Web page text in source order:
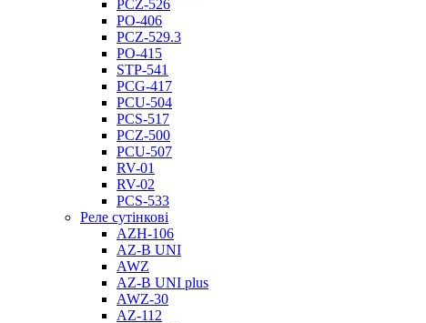
PCZ-526
PO-406
PCZ-529.3
PO-415
STP-541
PCG-417
PCU-504
PCS-517
PCZ-500
PCU-507
RV-01
RV-02
PCS-533
Реле сутінкові
AZH-106
AZ-B UNI
AWZ
AZ-B UNI plus
AWZ-30
AZ-112